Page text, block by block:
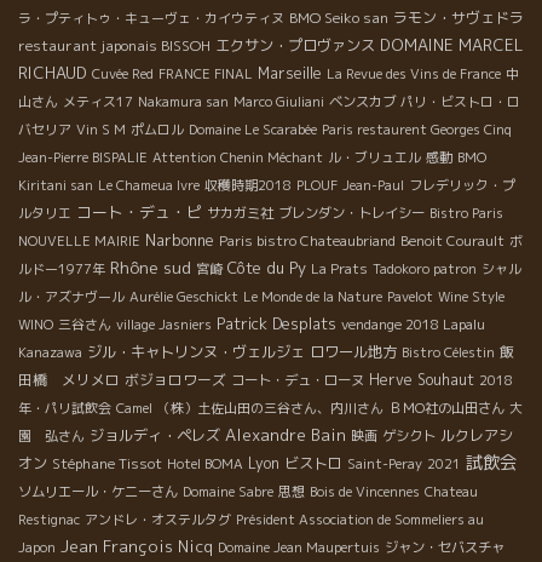
ラ・プティトゥ・キューヴェ・カイウティヌ BMO Seiko san ラモン・サヴェドラ
restaurant japonais BISSOH エクサン・プロヴァンス DOMAINE MARCEL
RICHAUD Cuvée Red FRANCE FINAL Marseille La Revue des Vins de France 中
山さん メティス17 Nakamura san Marco Giuliani ベンスカブ パリ・ビストロ・ロ
バセリア Vin S M ポムロル Domaine Le Scarabée Paris restaurent Georges Cinq
Jean-Pierre BISPALIE Attention Chenin Méchant ル・ブリュエル 感動 BMO
Kiritani san Le Chameua Ivre 収穫時期2018 PLOUF Jean-Paul フレデリック・プ
ルタリエ コート・デュ・ピ サカガミ社 ブレンダン・トレイシー Bistro Paris
NOUVELLE MAIRIE Narbonne Paris bistro Chateaubriand Benoit Courault ボ
ルドー1977年 Rhône sud 宮崎 Côte du Py La Prats Tadokoro patron シャル
ル・アズナヴール Aurélie Geschickt Le Monde de la Nature Pavelot Wine Style
WINO 三谷さん village Jasniers Patrick Desplats vendange 2018 Lapalu
Kanazawa ジル・キャトリンヌ・ヴェルジェ ロワール地方 Bistro Célestin 飯
田橋 メリメロ ボジョロワーズ コート・デュ・ローヌ Herve Souhaut 2018
年・パリ試飲会 Camel （株）土佐山田の三谷さん、内川さん ＢＭО社の山田さん 大
園 弘さん ジョルディ・ペレズ Alexandre Bain 映画 ゲシクト ルクレアシ
オン Stéphane Tissot Hotel BOMA Lyon ビストロ Saint-Peray 2021 試飲会
ソムリエール・ケニーさん Domaine Sabre 思想 Bois de Vincennes Chateau
Restignac アンドレ・オステルタグ Président Association de Sommeliers au
Japon Jean François Nicq Domaine Jean Maupertuis ジャン・セバスチャ